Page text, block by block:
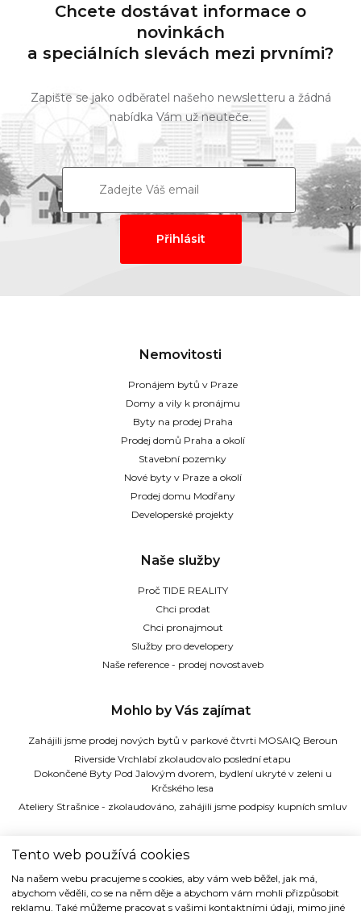
Chcete dostávat informace o
novinkách
a speciálních slevách mezi prvními?
Zapište se jako odběratel našeho newsletteru a žádná
nabídka Vám už neuteče.
Nemovitosti
Pronájem bytů v Praze
Domy a vily k pronájmu
Byty na prodej Praha
Prodej domů Praha a okolí
Stavební pozemky
Nové byty v Praze a okolí
Prodej domu Modřany
Developerské projekty
Naše služby
Proč TIDE REALITY
Chci prodat
Chci pronajmout
Služby pro developery
Naše reference - prodej novostaveb
Mohlo by Vás zajímat
Zahájili jsme prodej nových bytů v parkové čtvrti MOSAIQ Beroun
Riverside Vrchlabí zkolaudovalo poslední etapu
Dokončené Byty Pod Jalovým dvorem, bydlení ukryté v zeleni u
Krčského lesa
Ateliery Strašnice - zkolaudováno, zahájili jsme podpisy kupních smluv
TIDE REALITY s.r.o.
Dřevná 2, 128 00 Praha 2
Tel: (+420) 224 914 914
e-mail:info@tide.cz
Tento web používá cookies
Na našem webu pracujeme s cookies, aby vám web běžel, jak má,
abychom věděli, co se na něm děje a abychom vám mohli přizpůsobit
reklamu. Také můžeme pracovat s vašimi kontaktními údaji, mimo jiné